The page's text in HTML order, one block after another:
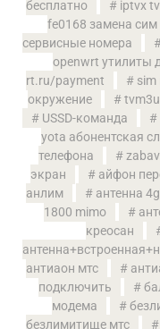
бесплатно
iptvx
fe0168 замена сим
сервисные номера
openwrt утилиты
rt.ru/payment
sim
окружение
USSD-команда
yota абонентская
телефона
экран
айфон
анлим
антенна
1800 mimo
креосан
антиаон мтс
подключить
модема
безлимитище мтс